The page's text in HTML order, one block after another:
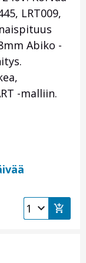
LRT009,
Abiko -
-malliin.